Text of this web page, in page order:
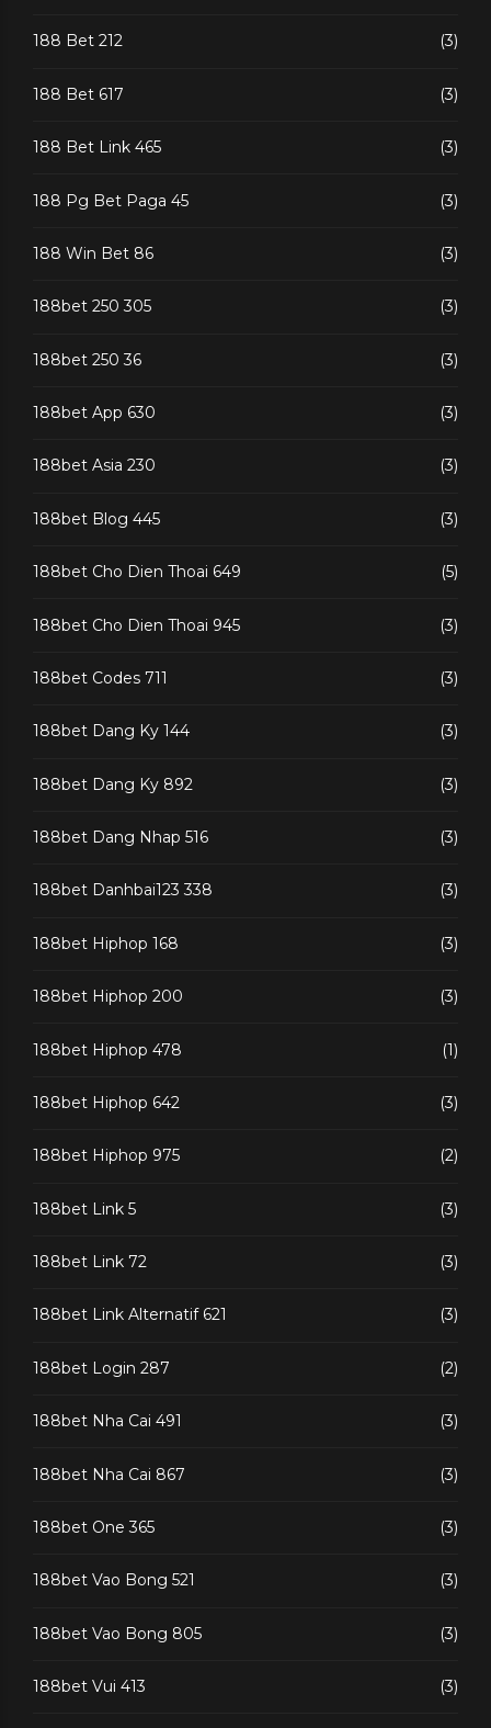
188 Bet 212 (3)
188 Bet 617 (3)
188 Bet Link 465 (3)
188 Pg Bet Paga 45 (3)
188 Win Bet 86 (3)
188bet 250 305 (3)
188bet 250 36 (3)
188bet App 630 (3)
188bet Asia 230 (3)
188bet Blog 445 (3)
188bet Cho Dien Thoai 649 (5)
188bet Cho Dien Thoai 945 (3)
188bet Codes 711 (3)
188bet Dang Ky 144 (3)
188bet Dang Ky 892 (3)
188bet Dang Nhap 516 (3)
188bet Danhbai123 338 (3)
188bet Hiphop 168 (3)
188bet Hiphop 200 (3)
188bet Hiphop 478 (1)
188bet Hiphop 642 (3)
188bet Hiphop 975 (2)
188bet Link 5 (3)
188bet Link 72 (3)
188bet Link Alternatif 621 (3)
188bet Login 287 (2)
188bet Nha Cai 491 (3)
188bet Nha Cai 867 (3)
188bet One 365 (3)
188bet Vao Bong 521 (3)
188bet Vao Bong 805 (3)
188bet Vui 413 (3)